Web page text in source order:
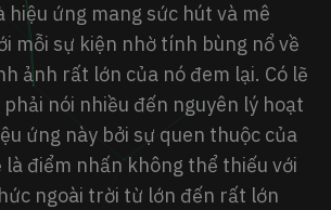
hiệu ứng mang sức hút và mê
mỗi sự kiện nhờ tính bùng nổ về
ảnh rất lớn của nó đem lại. Có lẽ
nói nhiều đến nguyên lý hoạt
ứng này bởi sự quen thuộc của
là điểm nhấn không thể thiếu với
ngoài trời từ lớn đến rất lớn